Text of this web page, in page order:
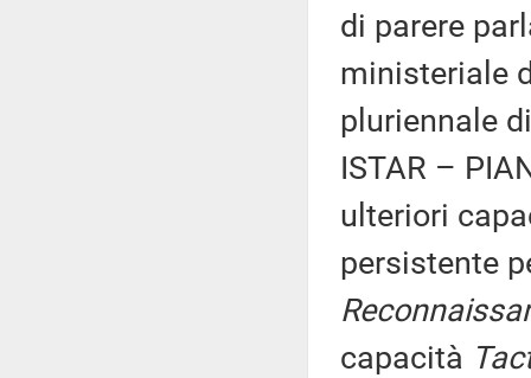
di parere
ministeriale
pluriennale
ISTAR –
ulteriori
persistente
capacità